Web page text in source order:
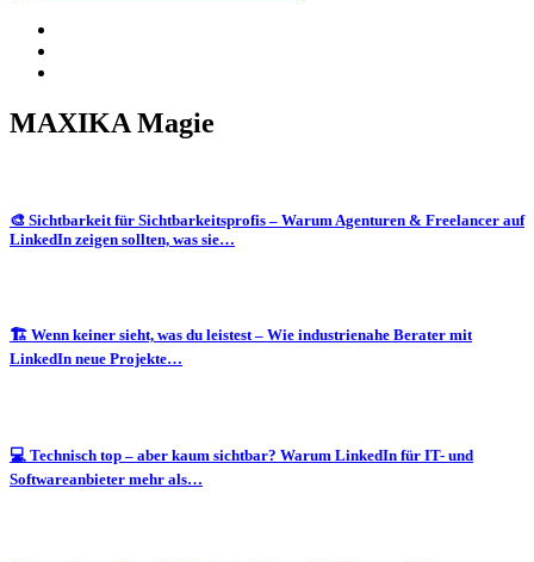
MAXIKA Magie
🎨 Sichtbarkeit für Sichtbarkeitsprofis – Warum Agenturen & Freelancer auf
LinkedIn zeigen sollten, was sie…
🏗️ Wenn keiner sieht, was du leistest – Wie industrienahe Berater mit
LinkedIn neue Projekte…
💻 Technisch top – aber kaum sichtbar? Warum LinkedIn für IT- und
Softwareanbieter mehr als…